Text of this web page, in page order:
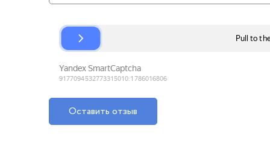
Оставить отзыв